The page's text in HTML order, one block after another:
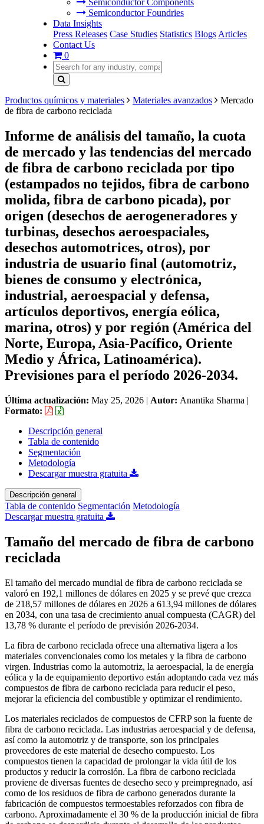
Semiconductor Components
Semiconductor Foundries
Data Insights
Press Releases Case Studies Statistics Blogs Articles
Contact Us
0
Productos químicos y materiales Materiales avanzados
Mercado
de fibra de carbono reciclada
Informe de análisis del tamaño, la cuota
de mercado y las tendencias del mercado
de fibra de carbono reciclada por tipo
(estampados no tejidos, fibra de carbono
molida, fibra de carbono picada), por
origen (desechos de aerogeneradores y
turbinas, desechos aeroespaciales,
desechos automotrices, otros), por
industria de usuario final (automotriz,
bienes de consumo y electrónica,
industrial, aeroespacial y defensa,
artículos deportivos, energía eólica,
marina, otros) y por región (América del
Norte, Europa, Asia-Pacífico, Oriente
Medio y África, Latinoamérica).
Previsiones para el período 2026-2034.
Última actualización: May 25, 2026 | Autor: Anantika Sharma |
Formato:
Descripción general
Tabla de contenido
Segmentación
Metodología
Descargar muestra gratuita
Descripción general
Tabla de contenido Segmentación Metodología
Descargar muestra gratuita
Tamaño del mercado de fibra de carbono
reciclada
El tamaño del mercado mundial de fibra de carbono reciclada se
valoró en 192,1 millones de dólares en 2025 y se prevé que crezca
de 218,57 millones de dólares en 2026 a 613,94 millones de dólares
en 2034, con una tasa de crecimiento anual compuesta (CAGR) del
13,78 % durante el período de previsión 2026-2034.
La fibra de carbono reciclada ofrece una alternativa ligera a los
materiales convencionales como los metales y la fibra de carbono
virgen. Industrias como la automotriz, la aeroespacial, la de energía
eólica y la de equipamiento deportivo están adoptando cada vez más
compuestos de fibra de carbono reciclada para reducir el peso,
mejorar la eficiencia del combustible y optimizar el rendimiento.
Los materiales reciclados de compuestos de CFRP son la fuente de
fibra de carbono reciclada. Las industrias aeroespacial y de defensa,
así como la automotriz y de transporte, son los principales
proveedores de este material de desecho compuesto. Los
compuestos tienen la capacidad de prolongar la vida útil de los
productos y reducir la corrosión. La fibra de carbono reciclada
proviene de diversas fuentes de desecho seco y preimpregnado, así
como de los residuos de fibra de carbono generados durante la
fabricación de compuestos termoestables reforzados con fibra de
carbono. Aproximadamente el 30 % de la producción inicial de fibra